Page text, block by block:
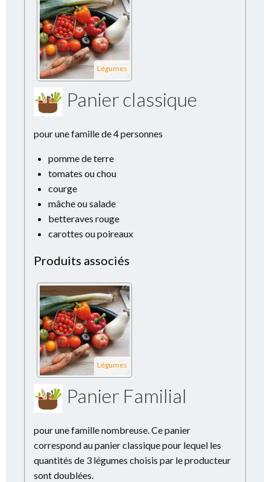
Légumes
Panier classique
pour une famille de 4 personnes
pomme de terre
tomates ou chou
courge
mâche ou salade
betteraves rouge
carottes ou poireaux
Produits associés
Légumes
Panier Familial
pour une famille nombreuse. Ce panier
correspond au panier classique pour lequel les
quantités de 3 légumes choisis par le producteur
sont doublées.